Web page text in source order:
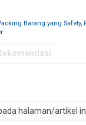
Barang yang Safety,
halaman/artikel